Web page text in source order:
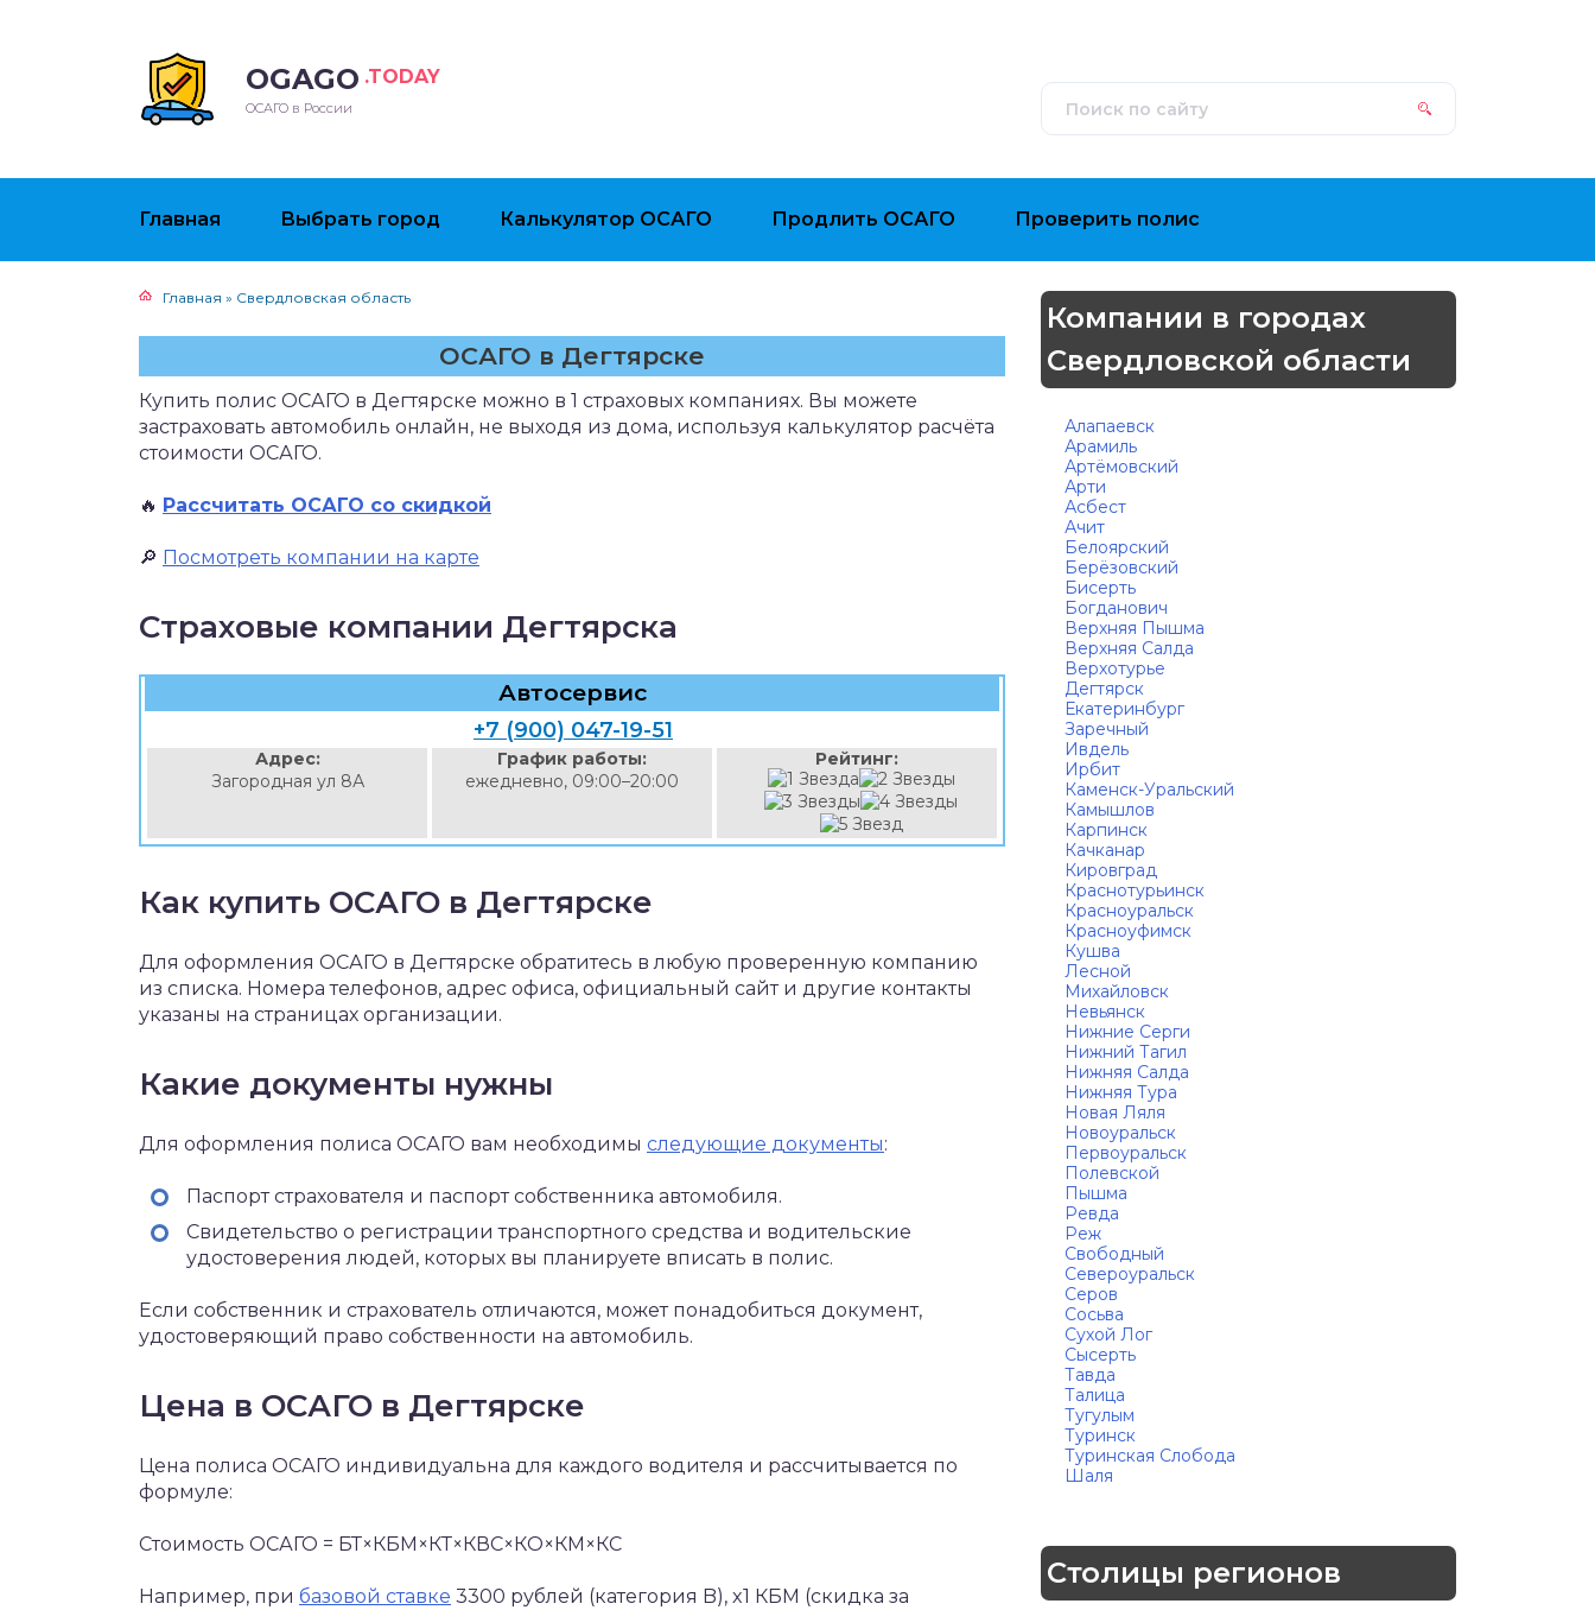
OGAGO .TODAY
ОСАГО в России
Главная Выбрать город Калькулятор ОСАГО Продлить ОСАГО Проверить полис
Главная » Свердловская область
ОСАГО в Дегтярске
Купить полис ОСАГО в Дегтярске можно в 1 страховых компаниях. Вы можете
застраховать автомобиль онлайн, не выходя из дома, используя калькулятор расчёта
стоимости ОСАГО.
🔥 Рассчитать ОСАГО со скидкой
🔎 Посмотреть компании на карте
Страховые компании Дегтярска
Автосервис
+7 (900) 047-19-51
Адрес:
Загородная ул 8А
График работы:
ежедневно, 09:00–20:00
Рейтинг:
Как купить ОСАГО в Дегтярске
Для оформления ОСАГО в Дегтярске обратитесь в любую проверенную компанию
из списка. Номера телефонов, адрес офиса, официальный сайт и другие контакты
указаны на страницах организации.
Какие документы нужны
Для оформления полиса ОСАГО вам необходимы следующие документы:
Паспорт страхователя и паспорт собственника автомобиля.
Свидетельство о регистрации транспортного средства и водительские
удостоверения людей, которых вы планируете вписать в полис.
Если собственник и страхователь отличаются, может понадобиться документ,
удостоверяющий право собственности на автомобиль.
Цена в ОСАГО в Дегтярске
Цена полиса ОСАГО индивидуальна для каждого водителя и рассчитывается по
формуле:
Стоимость ОСАГО = БТ×КБМ×КТ×КВС×КО×КМ×КС
Например, при базовой ставке 3300 рублей (категория B), x1 КБМ (скидка за
Компании в городах
Свердловской области
Алапаевск
Арамиль
Артёмовский
Арти
Асбест
Ачит
Белоярский
Берёзовский
Бисерть
Богданович
Верхняя Пышма
Верхняя Салда
Верхотурье
Дегтярск
Екатеринбург
Заречный
Ивдель
Ирбит
Каменск-Уральский
Камышлов
Карпинск
Качканар
Кировград
Краснотурьинск
Красноуральск
Красноуфимск
Кушва
Лесной
Михайловск
Невьянск
Нижние Серги
Нижний Тагил
Нижняя Салда
Нижняя Тура
Новая Ляля
Новоуральск
Первоуральск
Полевской
Пышма
Ревда
Реж
Свободный
Североуральск
Серов
Сосьва
Сухой Лог
Сысерть
Тавда
Талица
Тугулым
Туринск
Туринская Слобода
Шаля
Столицы регионов